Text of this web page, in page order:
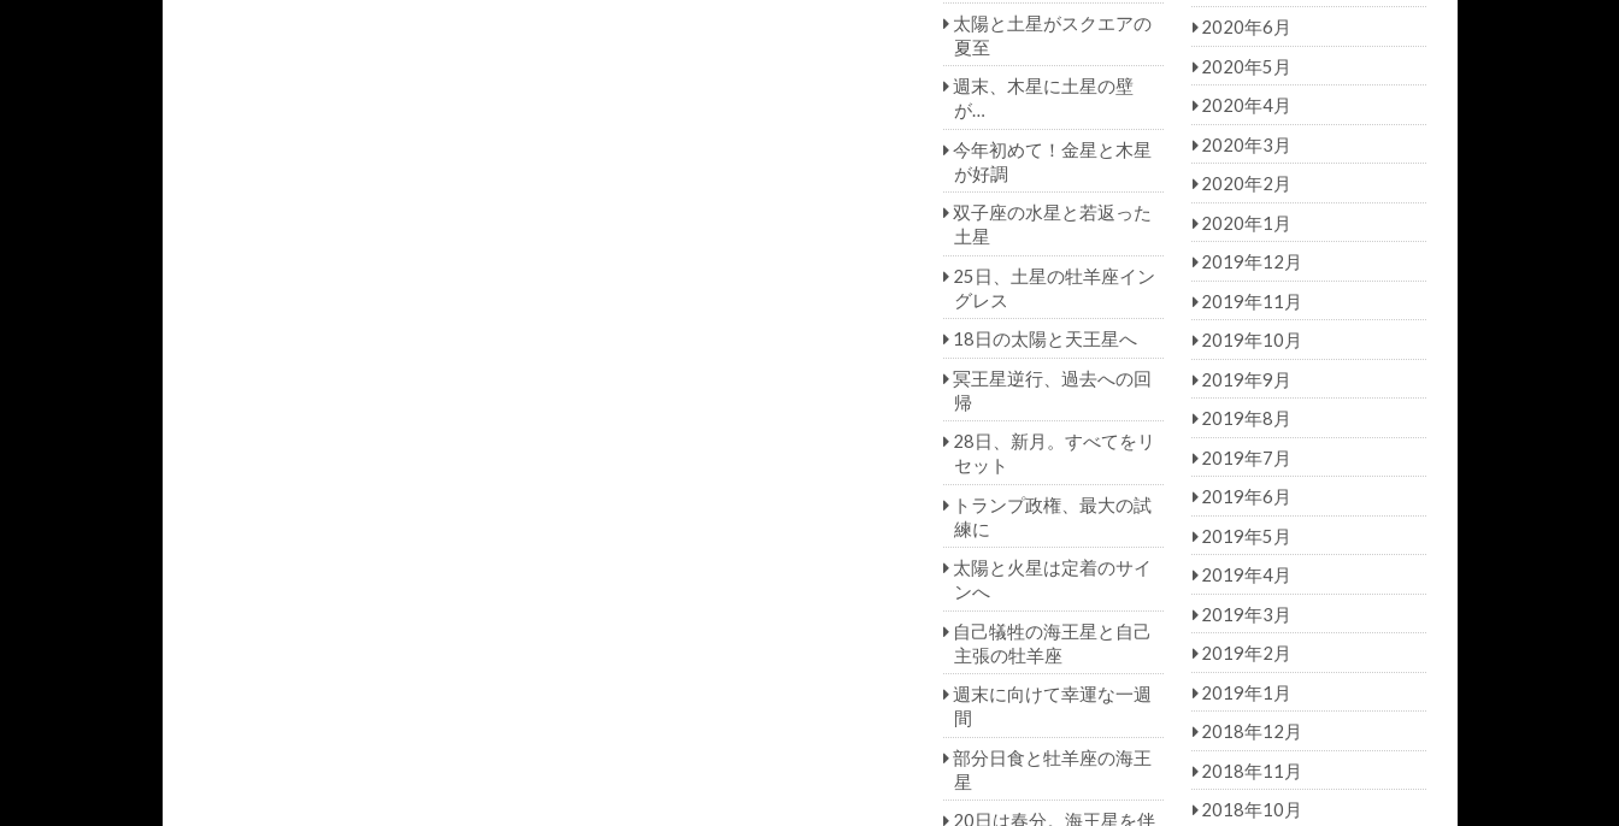
太陽と土星がスクエアの
夏至
週末、木星に土星の壁
が…
今年初めて！金星と木星
が好調
双子座の水星と若返った
土星
25日、土星の牡羊座イン
グレス
18日の太陽と天王星へ
冥王星逆行、過去への回
帰
28日、新月。すべてをリ
セット
トランプ政権、最大の試
練に
太陽と火星は定着のサイ
ンへ
自己犠牲の海王星と自己
主張の牡羊座
週末に向けて幸運な一週
間
部分日食と牡羊座の海王
星
20日は春分。海王星を伴
2020年6月
2020年5月
2020年4月
2020年3月
2020年2月
2020年1月
2019年12月
2019年11月
2019年10月
2019年9月
2019年8月
2019年7月
2019年6月
2019年5月
2019年4月
2019年3月
2019年2月
2019年1月
2018年12月
2018年11月
2018年10月